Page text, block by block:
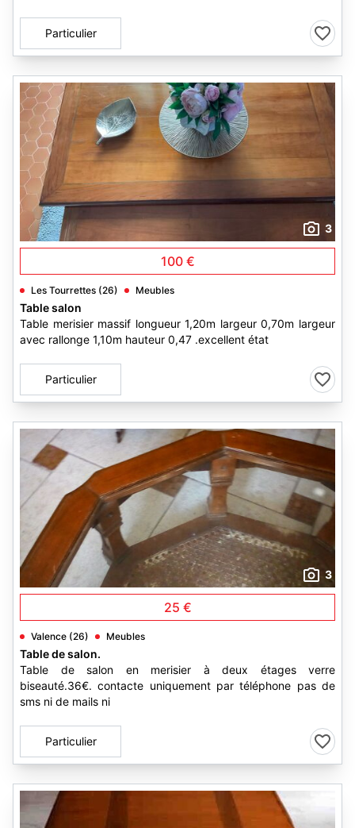
Particulier
3
100 €
Les Tourrettes (26) Meubles
Table salon
Table merisier massif longueur 1,20m largeur 0,70m largeur
avec rallonge 1,10m hauteur 0,47 .excellent état
Particulier
3
25 €
Valence (26) Meubles
Table de salon.
Table de salon en merisier à deux étages verre
biseauté.36€. contacte uniquement par téléphone pas de
sms ni de mails ni
Particulier